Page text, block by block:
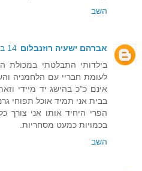
השב
אברהם ישעיה רוזנבלום 14 באוגוסט 2013 בשעה 1:01
בילדותי התבלטתי במכולת
לעומת חבריי עם הלחמניה
אינם כ"כ בהישג יד מיידי
בבית אני תמיד אוכל תפוחי
הפרי היחיד אותו אני צורך
בכמויות כמעט מסחריות.
השב